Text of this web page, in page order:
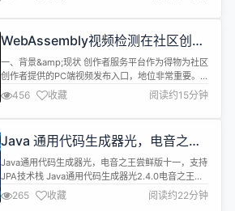
RDS、Greenplum、TiDB、Redis、StarRocks、
Doris、SelectDB、SQL Server、ClickHouse、
WebAssembly视频检测在社区创作
平台的落地与实践 | 得物技术
一、背景&amp;现状 创作者服务平台作为得物为社区
创作者提供的PC端视频发布入口，地位非常重要。
且随着功能的升级迭代，用户群体也越来越多。但我
们偶尔会收到如下反馈： 视频损坏，无法播放 视频
模糊 曝光度问题 黑屏，只有声音，没有画面 黑屏，
损坏不仅影响用户体验，还可能导致忠诚用户的流
失。用户在浏览时看到错...
456 收藏 阅读约15分钟
Java 通用代码生成器光，电音之王
尝鲜版十一，支持 JPA 技术栈
Java通用代码生成器光，电音之王尝鲜版十一，支持
JPA技术栈 Java通用代码生成器光2.4.0电音之王
TechnoKing版本尝鲜版十一。支持新的JPA技术
栈，此技术栈支持springboot3.4.0，JPA，POI
265 收藏 阅读约22分钟